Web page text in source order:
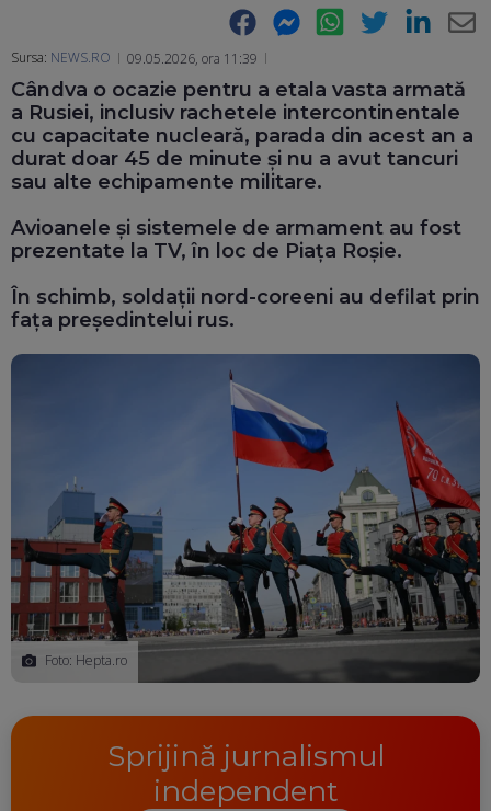
Facebook Messenger WhatsApp Twitter LinkedIn
Sursa: NEWS.RO 09.05.2026, ora 11:39
Cândva o ocazie pentru a etala vasta armată
a Rusiei, inclusiv rachetele intercontinentale
cu capacitate nucleară, parada din acest an a
durat doar 45 de minute şi nu a avut tancuri
sau alte echipamente militare.
Avioanele și sistemele de armament au fost
prezentate la TV, în loc de Piața Roșie.
În schimb, soldații nord-coreeni au defilat prin
fața președintelui rus.
Foto: Hepta.ro
Sprijină jurnalismul
independent